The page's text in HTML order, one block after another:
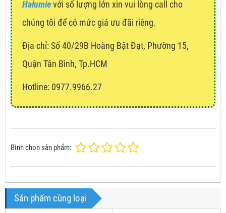
Halumievới số lượng lớn xin vui lòng call cho
chúng tôi để có mức giá ưu đãi riêng.
Địa chỉ: Số 40/29B Hoàng Bật Đạt, Phường 15,
Quận Tân Bình, Tp.HCM
Hotline: 0977.9966.27
Bình chọn sản phẩm:
Sản phẩm cùng loại